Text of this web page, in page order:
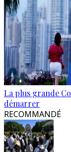
La plus grande
démarrer
RECOMMANDÉ